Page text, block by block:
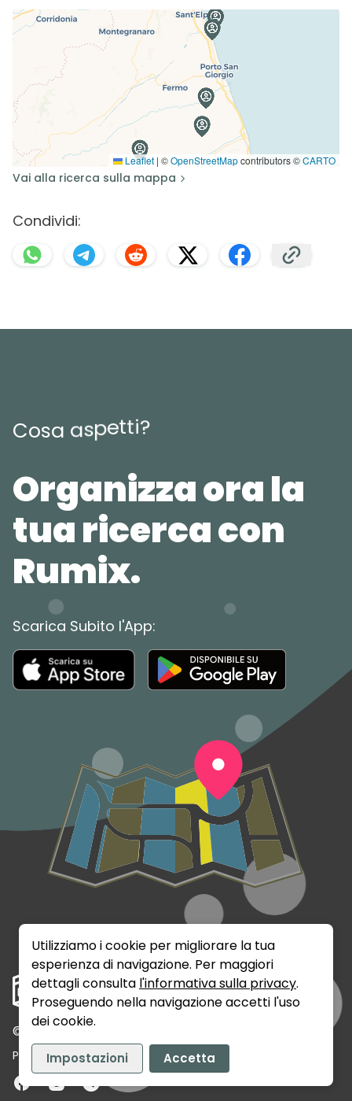
Leaflet | ©OpenStreetMapcontributors ©CARTO
Vai alla ricerca sulla mappa
Condividi:
Cosa aspetti?
Organizza ora la
tua ricerca con
Rumix.
Scarica Subito l'App:
© 2026Rumix Srls - P.IVA: 02141720389
Privacy Termini e Condizioni Contatti
Utilizziamo i cookie per migliorare la tua
esperienza di navigazione. Per maggiori
dettagli consulta l'informativa sulla privacy.
Proseguendo nella navigazione accetti l'uso
dei cookie.
Impostazioni Accetta